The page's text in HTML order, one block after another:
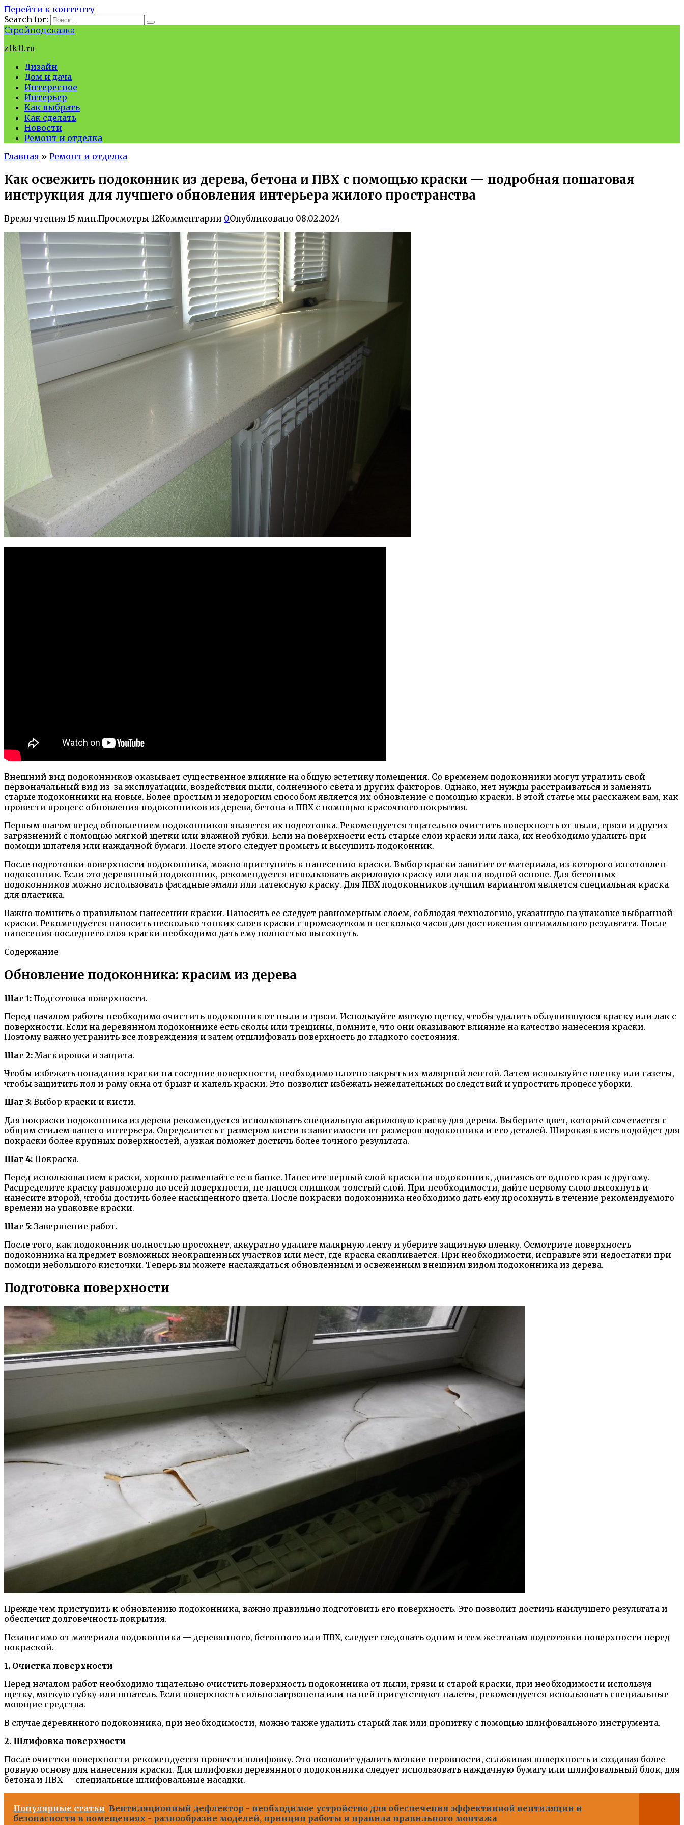
Перейти к контенту
Search for:
Стройподсказка
zfk11.ru
Дизайн
Дом и дача
Интересное
Интерьер
Как выбрать
Как сделать
Новости
Ремонт и отделка
Главная » Ремонт и отделка
Как освежить подоконник из дерева, бетона и ПВХ с помощью краски — подробная пошаговая
инструкция для лучшего обновления интерьера жилого пространства
Время чтения 15 мин.Просмотры 12Комментарии 0Опубликовано 08.02.2024
Внешний вид подоконников оказывает существенное влияние на общую эстетику помещения. Со временем подоконники могут утратить свой
первоначальный вид из-за эксплуатации, воздействия пыли, солнечного света и других факторов. Однако, нет нужды расстраиваться и заменять
старые подоконники на новые. Более простым и недорогим способом является их обновление с помощью краски. В этой статье мы расскажем вам, как
провести процесс обновления подоконников из дерева, бетона и ПВХ с помощью красочного покрытия.
Первым шагом перед обновлением подоконников является их подготовка. Рекомендуется тщательно очистить поверхность от пыли, грязи и других
загрязнений с помощью мягкой щетки или влажной губки. Если на поверхности есть старые слои краски или лака, их необходимо удалить при
помощи шпателя или наждачной бумаги. После этого следует промыть и высушить подоконник.
После подготовки поверхности подоконника, можно приступить к нанесению краски. Выбор краски зависит от материала, из которого изготовлен
подоконник. Если это деревянный подоконник, рекомендуется использовать акриловую краску или лак на водной основе. Для бетонных
подоконников можно использовать фасадные эмали или латексную краску. Для ПВХ подоконников лучшим вариантом является специальная краска
для пластика.
Важно помнить о правильном нанесении краски. Наносить ее следует равномерным слоем, соблюдая технологию, указанную на упаковке выбранной
краски. Рекомендуется наносить несколько тонких слоев краски с промежутком в несколько часов для достижения оптимального результата. После
нанесения последнего слоя краски необходимо дать ему полностью высохнуть.
Содержание
Обновление подоконника: красим из дерева
Шаг 1: Подготовка поверхности.
Перед началом работы необходимо очистить подоконник от пыли и грязи. Используйте мягкую щетку, чтобы удалить облупившуюся краску или лак с
поверхности. Если на деревянном подоконнике есть сколы или трещины, помните, что они оказывают влияние на качество нанесения краски.
Поэтому важно устранить все повреждения и затем отшлифовать поверхность до гладкого состояния.
Шаг 2: Маскировка и защита.
Чтобы избежать попадания краски на соседние поверхности, необходимо плотно закрыть их малярной лентой. Затем используйте пленку или газеты,
чтобы защитить пол и раму окна от брызг и капель краски. Это позволит избежать нежелательных последствий и упростить процесс уборки.
Шаг 3: Выбор краски и кисти.
Для покраски подоконника из дерева рекомендуется использовать специальную акриловую краску для дерева. Выберите цвет, который сочетается с
общим стилем вашего интерьера. Определитесь с размером кисти в зависимости от размеров подоконника и его деталей. Широкая кисть подойдет для
покраски более крупных поверхностей, а узкая поможет достичь более точного результата.
Шаг 4: Покраска.
Перед использованием краски, хорошо размешайте ее в банке. Нанесите первый слой краски на подоконник, двигаясь от одного края к другому.
Распределите краску равномерно по всей поверхности, не нанося слишком толстый слой. При необходимости, дайте первому слою высохнуть и
нанесите второй, чтобы достичь более насыщенного цвета. После покраски подоконника необходимо дать ему просохнуть в течение рекомендуемого
времени на упаковке краски.
Шаг 5: Завершение работ.
После того, как подоконник полностью просохнет, аккуратно удалите малярную ленту и уберите защитную пленку. Осмотрите поверхность
подоконника на предмет возможных неокрашенных участков или мест, где краска скапливается. При необходимости, исправьте эти недостатки при
помощи небольшого кисточки. Теперь вы можете наслаждаться обновленным и освеженным внешним видом подоконника из дерева.
Подготовка поверхности
Прежде чем приступить к обновлению подоконника, важно правильно подготовить его поверхность. Это позволит достичь наилучшего результата и
обеспечит долговечность покрытия.
Независимо от материала подоконника — деревянного, бетонного или ПВХ, следует следовать одним и тем же этапам подготовки поверхности перед
покраской.
1. Очистка поверхности
Перед началом работ необходимо тщательно очистить поверхность подоконника от пыли, грязи и старой краски, при необходимости используя
щетку, мягкую губку или шпатель. Если поверхность сильно загрязнена или на ней присутствуют налеты, рекомендуется использовать специальные
моющие средства.
В случае деревянного подоконника, при необходимости, можно также удалить старый лак или пропитку с помощью шлифовального инструмента.
2. Шлифовка поверхности
После очистки поверхности рекомендуется провести шлифовку. Это позволит удалить мелкие неровности, сглаживая поверхность и создавая более
ровную основу для нанесения краски. Для шлифовки деревянного подоконника следует использовать наждачную бумагу или шлифовальный блок, для
бетона и ПВХ — специальные шлифовальные насадки.
Популярные статьи Вентиляционный дефлектор - необходимое устройство для обеспечения эффективной вентиляции и
безопасности в помещениях - разнообразие моделей, принцип работы и правила правильного монтажа